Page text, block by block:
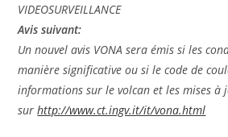
VIDEOSURVEILLANCE
Avis suivant:
Un nouvel avis VONA sera émis si les
manière significative ou si le code de
informations sur le volcan et les mises à
surhttp://www.ct.ingv.it/it/vona.html